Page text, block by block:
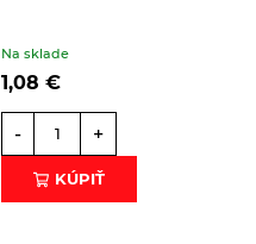
Na sklade
1,08 €
- +
KÚPIŤ